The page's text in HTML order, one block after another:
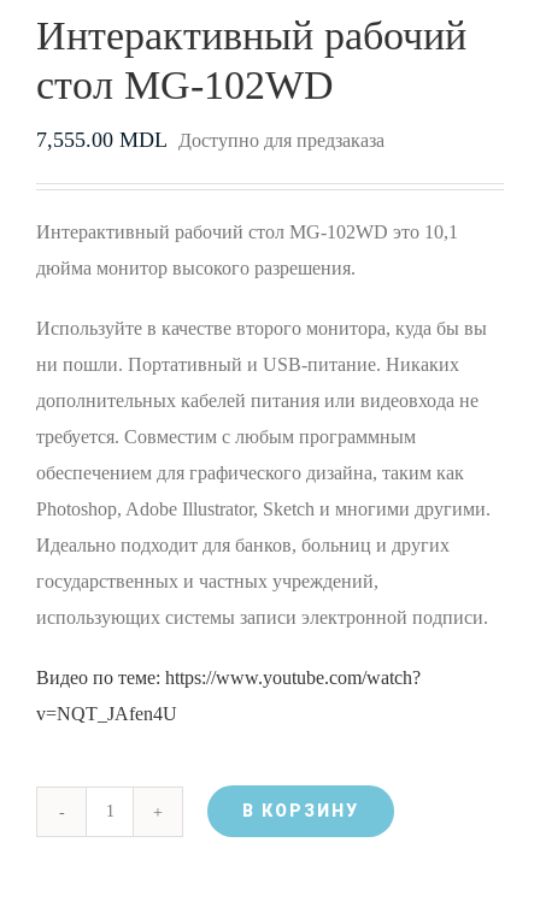
Интерактивный рабочий
стол MG-102WD
7,555.00 MDL Доступно для предзаказа
Интерактивный рабочий стол MG-102WD это 10,1
дюйма монитор высокого разрешения.
Используйте в качестве второго монитора, куда бы вы
ни пошли. Портативный и USB-питание. Никаких
дополнительных кабелей питания или видеовхода не
требуется. Совместим с любым программным
обеспечением для графического дизайна, таким как
Photoshop, Adobe Illustrator, Sketch и многими другими.
Идеально подходит для банков, больниц и других
государственных и частных учреждений,
использующих системы записи электронной подписи.
Видео по теме: https://www.youtube.com/watch?
v=NQT_JAfen4U
В КОРЗИНУ